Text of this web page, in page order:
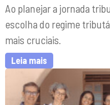
Ao planejar a jornada
escolha do regime
mais cruciais.
Leia mais